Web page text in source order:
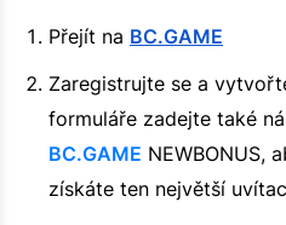
Přejít na BC.GAME
Zaregistrujte se a
formuláře zadejte také
BC.GAME NEWBONUS,
získáte ten největší